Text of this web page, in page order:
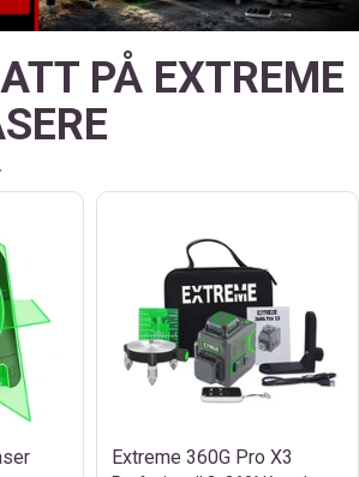
PÅ EXTREME
Extreme 360G Pro X3